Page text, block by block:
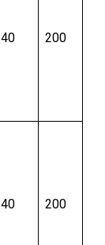
40 200
40 200